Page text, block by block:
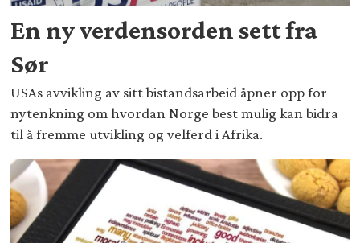
En ny verdensorden sett fra
Sør
USAs avvikling av sitt bistandsarbeid åpner opp for
nytenkning om hvordan Norge best mulig kan bidra
til å fremme utvikling og velferd i Afrika.